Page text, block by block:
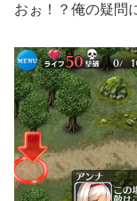
おぉ！？俺の疑問